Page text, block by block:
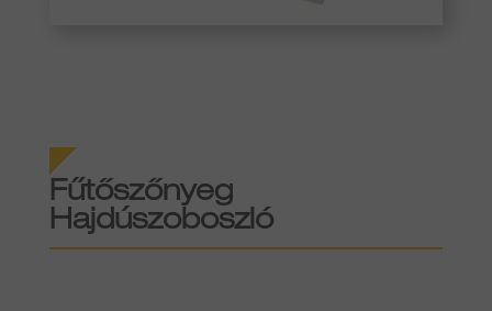
Fűtőszőnyeg
Hajdúszoboszló